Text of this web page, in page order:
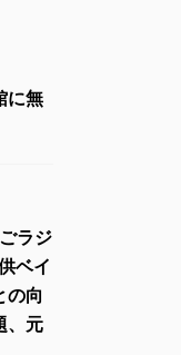
に無
ラジ
ベイ
の向
、元